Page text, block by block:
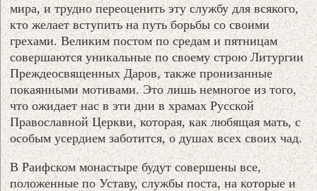
мира, и трудно переоценить эту службу для всякого,
кто желает вступить на путь борьбы со своими
грехами. Великим постом по средам и пятницам
совершаются уникальные по своему строю Литургии
Преждеосвященных Даров, также пронизанные
покаянными мотивами. Это лишь немногое из того,
что ожидает нас в эти дни в храмах Русской
Православной Церкви, которая, как любящая мать, с
особым усердием заботится, о душах всех своих чад.
В Раифском монастыре будут совершены все,
положенные по Уставу, службы поста, на которые и